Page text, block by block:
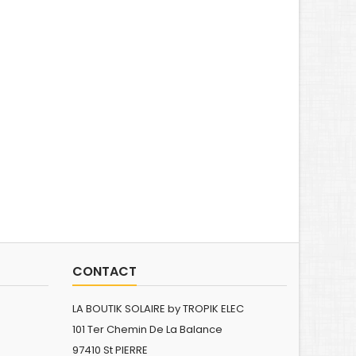
CONTACT
LA BOUTIK SOLAIRE by TROPIK ELEC
101 Ter Chemin De La Balance
97410 St PIERRE